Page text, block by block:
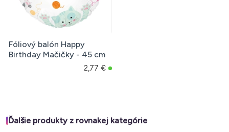
Fóliový balón Happy
Birthday Mačičky - 45 cm
2,77 €
Ďalšie produkty z rovnakej kategórie